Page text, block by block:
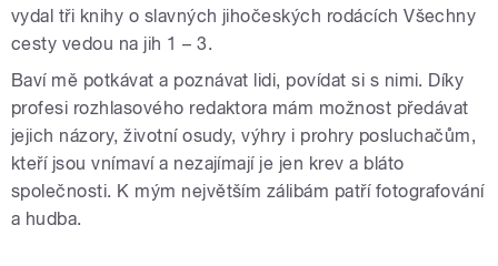
vydal tři knihy o slavných jihočeských rodácích Všechny
cesty vedou na jih 1 – 3.
Baví mě potkávat a poznávat lidi, povídat si s nimi. Díky
profesi rozhlasového redaktora mám možnost předávat
jejich názory, životní osudy, výhry i prohry posluchačům,
kteří jsou vnímaví a nezajímají je jen krev a bláto
společnosti. K mým největším zálibám patří fotografování
a hudba.